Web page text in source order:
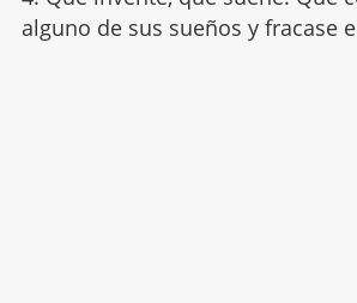
alguno de sus sueños y fracase